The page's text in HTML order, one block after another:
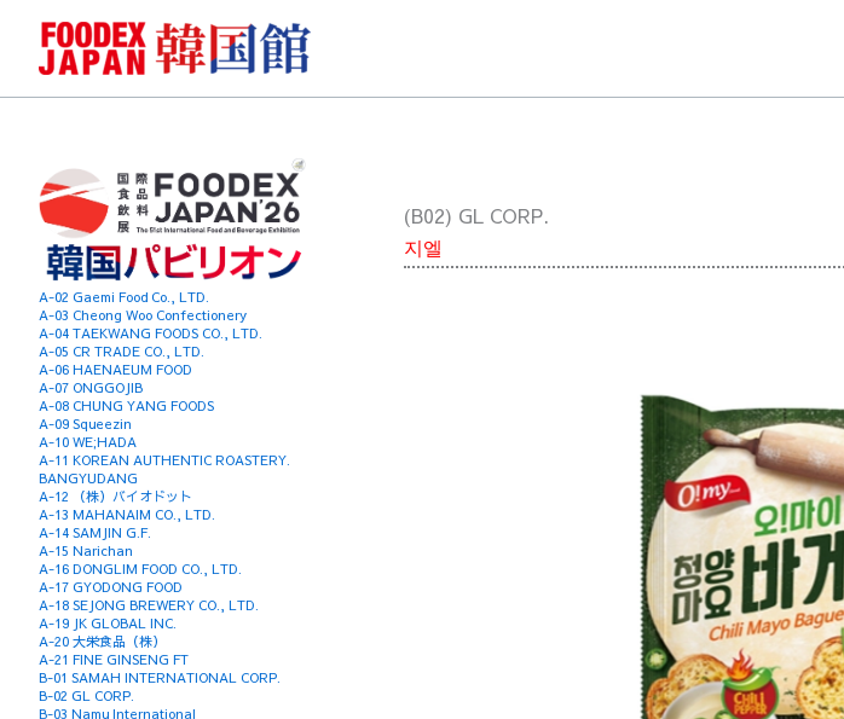
A-02 Gaemi Food Co., LTD.
A-03 Cheong Woo Confectionery
A-04 TAEKWANG FOODS CO., LTD.
A-05 CR TRADE CO., LTD.
A-06 HAENAEUM FOOD
A-07 ONGGOJIB
A-08 CHUNG YANG FOODS
A-09 Squeezin
A-10 WE;HADA
A-11 KOREAN AUTHENTIC ROASTERY.
BANGYUDANG
A-12 （株）バイオドット
A-13 MAHANAIM CO., LTD.
A-14 SAMJIN G.F.
A-15 Narichan
A-16 DONGLIM FOOD CO., LTD.
A-17 GYODONG FOOD
A-18 SEJONG BREWERY CO., LTD.
A-19 JK GLOBAL INC.
A-20 大栄食品（株）
A-21 FINE GINSENG FT
B-01 SAMAH INTERNATIONAL CORP.
B-02 GL CORP.
B-03 Namu International
(B02) GL CORP.
지엘